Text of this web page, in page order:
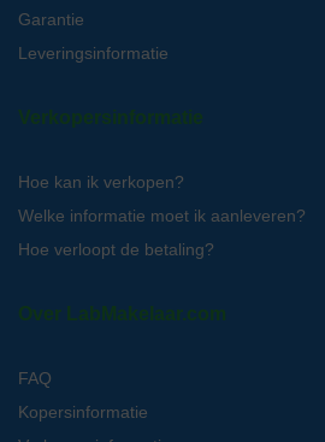
Garantie
Leveringsinformatie
Verkopersinformatie
Hoe kan ik verkopen?
Welke informatie moet ik aanleveren?
Hoe verloopt de betaling?
Over LabMakelaar.com
FAQ
Kopersinformatie